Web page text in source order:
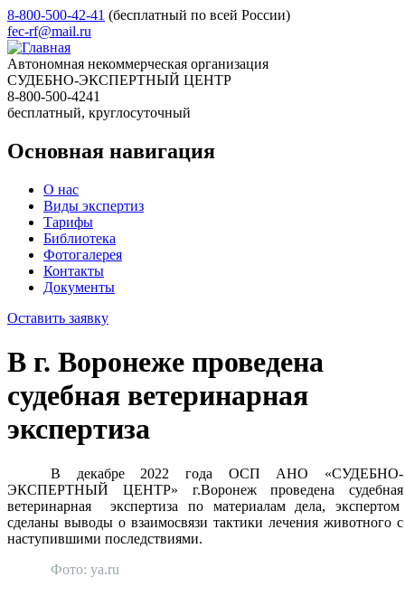
8-800-500-42-41 (бесплатный по всей России)
fec-rf@mail.ru
Автономная некоммерческая организация
СУДЕБНО-ЭКСПЕРТНЫЙ ЦЕНТР
8-800-500-4241
бесплатный, круглосуточный
Основная навигация
О нас
Виды экспертиз
Тарифы
Библиотека
Фотогалерея
Контакты
Документы
Оставить заявку
В г. Воронеже проведена
судебная ветеринарная
экспертиза
В декабре 2022 года ОСП АНО «СУДЕБНО-
ЭКСПЕРТНЫЙ ЦЕНТР» г.Воронеж проведена судебная
ветеринарная экспертиза по материалам дела, экспертом
сделаны выводы о взаимосвязи тактики лечения животного с
наступившими последствиями.
Фото: ya.ru